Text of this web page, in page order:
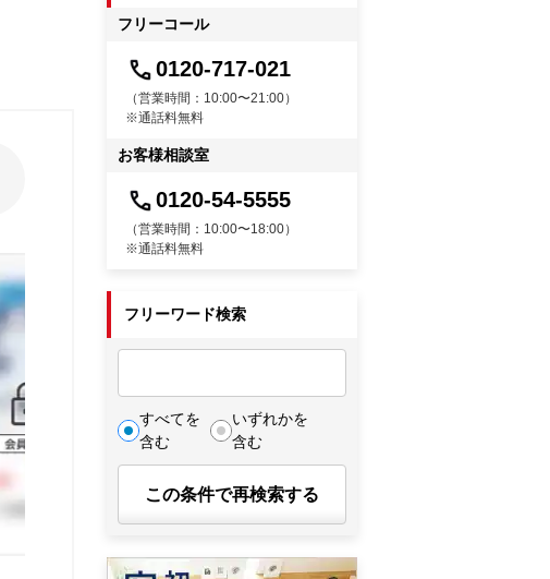
フリーコール
0120-717-021
（営業時間：10:00〜21:00）
※通話料無料
お客様相談室
0120-54-5555
（営業時間：10:00〜18:00）
※通話料無料
フリーワード検索
すべてを
含む
いずれかを
含む
この条件で再検索する